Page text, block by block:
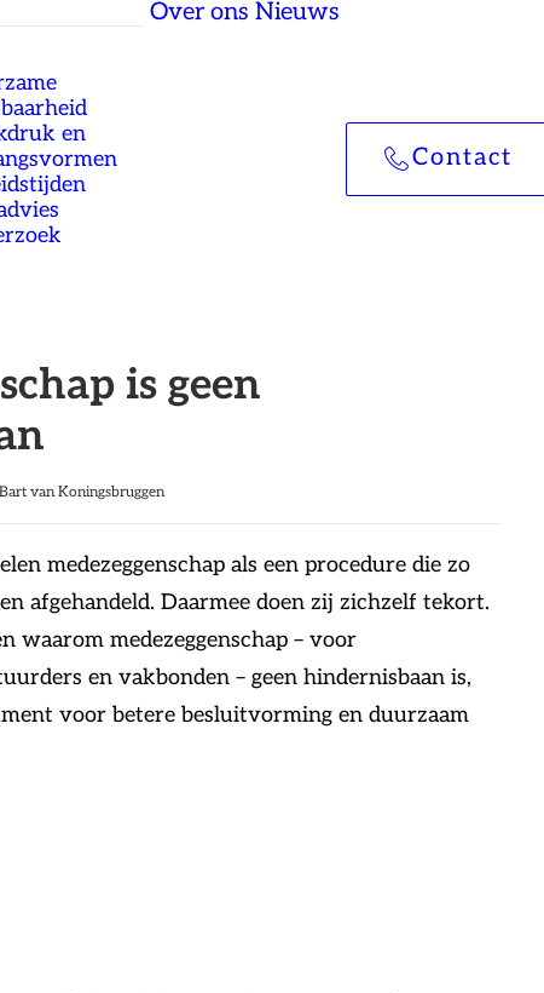
en
Over ons Nieuws
Contact
is geen
Bart van Koningsbruggen
medezeggenschap als een procedure die zo
afgehandeld. Daarmee doen zij zichzelf tekort.
waarom medezeggenschap – voor
en vakbonden – geen hindernisbaan is,
voor betere besluitvorming en duurzaam